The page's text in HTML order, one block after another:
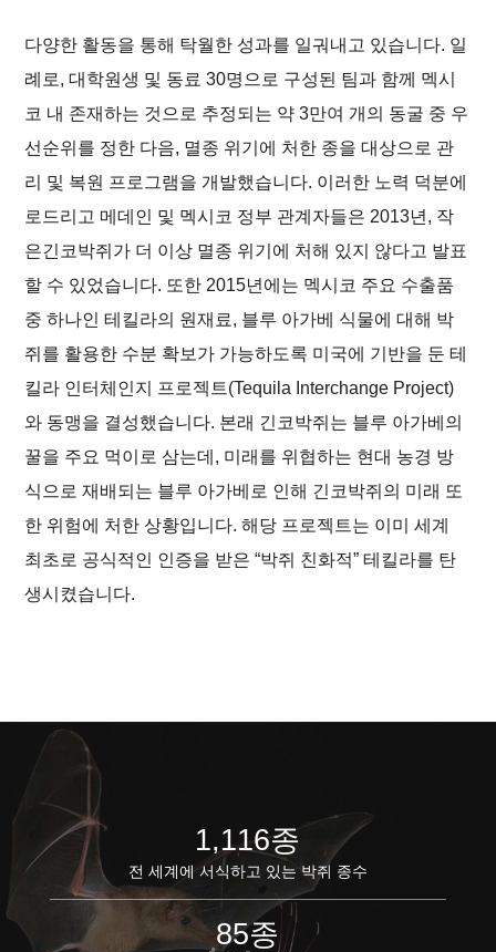
다양한 활동을 통해 탁월한 성과를 일궈내고 있습니다. 일
례로, 대학원생 및 동료 30명으로 구성된 팀과 함께 멕시
코 내 존재하는 것으로 추정되는 약 3만여 개의 동굴 중 우
선순위를 정한 다음, 멸종 위기에 처한 종을 대상으로 관
리 및 복원 프로그램을 개발했습니다. 이러한 노력 덕분에
로드리고 메데인 및 멕시코 정부 관계자들은 2013년, 작
은긴코박쥐가 더 이상 멸종 위기에 처해 있지 않다고 발표
할 수 있었습니다. 또한 2015년에는 멕시코 주요 수출품
중 하나인 테킬라의 원재료, 블루 아가베 식물에 대해 박
쥐를 활용한 수분 확보가 가능하도록 미국에 기반을 둔 테
킬라 인터체인지 프로젝트(Tequila Interchange Project)
와 동맹을 결성했습니다. 본래 긴코박쥐는 블루 아가베의
꿀을 주요 먹이로 삼는데, 미래를 위협하는 현대 농경 방
식으로 재배되는 블루 아가베로 인해 긴코박쥐의 미래 또
한 위험에 처한 상황입니다. 해당 프로젝트는 이미 세계
최초로 공식적인 인증을 받은 “박쥐 친화적” 테킬라를 탄
생시켰습니다.
1,116종
전 세계에 서식하고 있는 박쥐 종수
85종